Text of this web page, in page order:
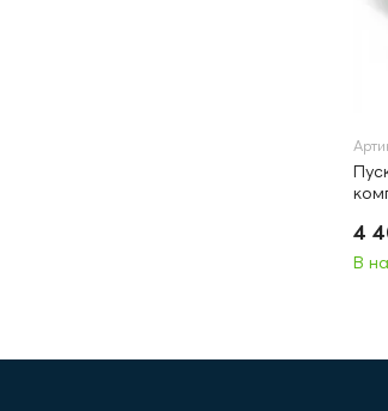
4
В